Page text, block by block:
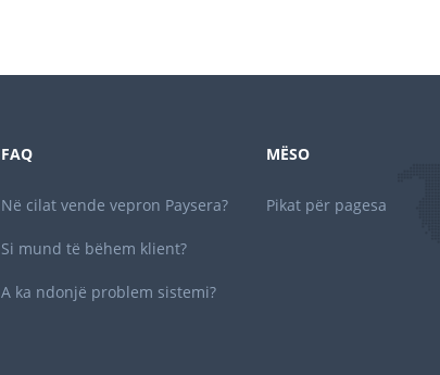
FAQ
Në cilat vende vepron Paysera?
Si mund të bëhem klient?
A ka ndonjë problem sistemi?
MËSO
Pikat për pagesa